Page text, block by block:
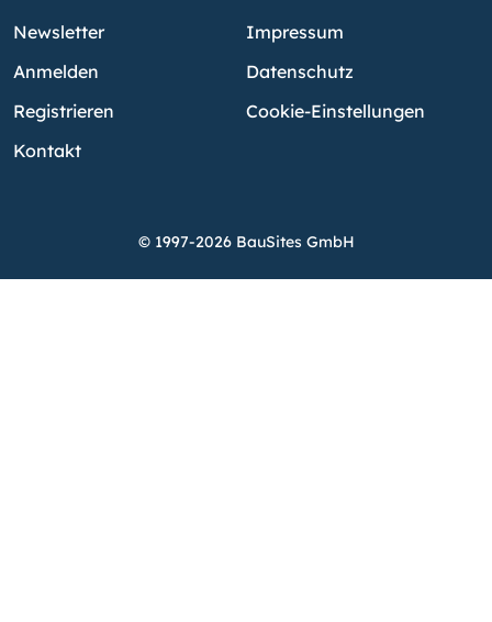
Newsletter
Anmelden
Registrieren
Kontakt
Impressum
Datenschutz
Cookie-Einstellungen
© 1997-2026 BauSites GmbH